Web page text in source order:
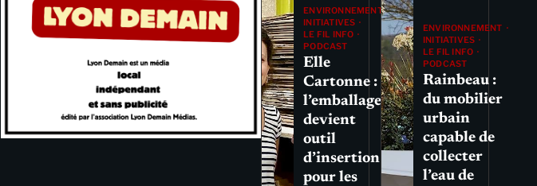
ENVIRONNEMENT
INITIATIVES
LE FIL INFO
PODCAST
Elle
Cartonne :
l’emballage
devient
outil
d’insertion
pour les
ENVIRONNEMENT
INITIATIVES
LE FIL INFO
PODCAST
Rainbeau :
du mobilier
urbain
capable de
collecter
l’eau de